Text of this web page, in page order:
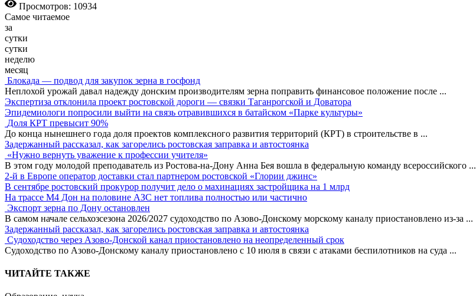
Просмотров: 10934
Самое читаемое
за
сутки
сутки
неделю
месяц
Блокада — подвод для закупок зерна в госфонд
Неплохой урожай давал надежду донским производителям зерна поправить финансовое положение после ...
Экспертиза отклонила проект ростовской дороги — связки Таганрогской и Доватора
Эпидемиологи попросили выйти на связь отравившихся в батайском «Парке культуры»
Доля КРТ превысит 90%
До конца нынешнего года доля проектов комплексного развития территорий (КРТ) в строительстве в ...
Задержанный рассказал, как загорелись ростовская заправка и автостоянка
«Нужно вернуть уважение к профессии учителя»
В этом году молодой преподаватель из Ростова-на-Дону Анна Бея вошла в федеральную команду всероссийского ...
2-й в Европе оператор доставки стал партнером ростовской «Глории джинс»
В сентябре ростовский прокурор получит дело о махинациях застройщика на 1 млрд
На трассе М4 Дон на половине АЗС нет топлива полностью или частично
Экспорт зерна по Дону остановлен
В самом начале сельхозсезона 2026/2027 судоходство по Азово-Донскому морскому каналу приостановлено из-за ...
Задержанный рассказал, как загорелись ростовская заправка и автостоянка
Судоходство через Азово-Донской канал приостановлено на неопределенный срок
Судоходство по Азово-Донскому каналу приостановлено с 10 июля в связи с атаками беспилотников на суда ...
ЧИТАЙТЕ ТАКЖЕ